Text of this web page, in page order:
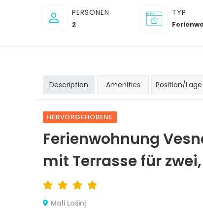
PERSONEN
2
TYP
Description Amenities Position/Lage
HERVORGEHOBENE
Ferienwohnung
mit Terrasse für
Mali Lošinj